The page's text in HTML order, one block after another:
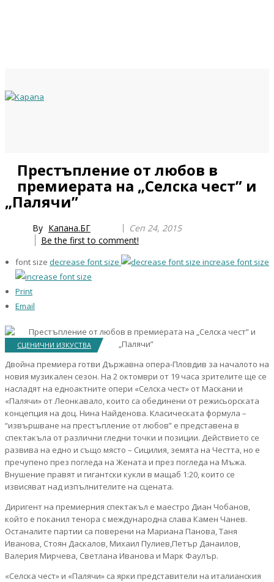
Престъпление от любов в
премиерата на „Селска чест” и
„Палячи”
By Капана.БГ
Сеп 24, 2015
Be the first to comment!
font size decrease font size increase font size
Print
Email
СЦЕНИЧНИ ИЗКУСТВА
Двойна премиера готви Държавна опера-Пловдив за началото на
новия музикален сезон. На 2 октомври от 19 часа зрителите ще се
насладят на едноактните опери «Селска чест» от Маскани и
«Палячи» от Леонкавало, които са обединени от режисьорската
концепция на доц. Нина Найденова. Класическата формула –
“извършване на престъпление от любов” е представена в
спектакъла от различни гледни точки и позиции. Действието се
развива на едно и също място – Сицилия, земята на Честта, но е
пречупено през погледа на Жената и през погледа на Мъжа.
Внушение правят и гигантски кукли в мащаб 1:20, които се
извисяват над изпълнителите на сцената.
Диригент на премиерния спектакъл е маестро Диан Чобанов,
който е поканил тенора с международна слава Камен Чанев.
Останалите партии са поверени на Мариана Панова, Таня
Иванова, Стоян Даскалов, Михаил Пулиев,Петър Данаилов,
Валерия Мирчева, Светлана Иванова и Марк Фаулър.
«Селска чест» и «Палячи» са ярки представители на италианския
Year
Month
Year
Month